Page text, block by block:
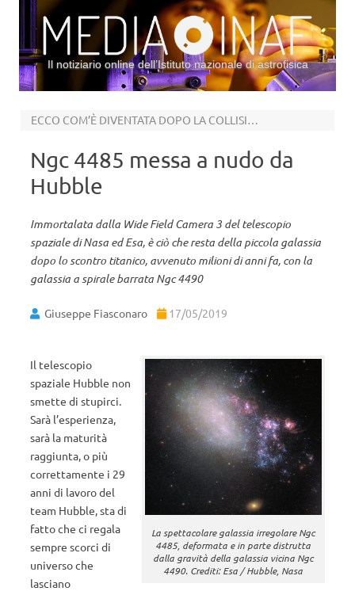
Il notiziario online dell’Istituto nazionale di astrofisica
ECCO COM’È DIVENTATA DOPO LA COLLISIONE
Ngc 4485 messa a nudo da
Hubble
Immortalata dalla Wide Field Camera 3 del telescopio
spaziale di Nasa ed Esa, è ciò che resta della piccola galassia
dopo lo scontro titanico, avvenuto milioni di anni fa, con la
galassia a spirale barrata Ngc 4490
Giuseppe Fiasconaro 17/05/2019
La spettacolare galassia irregolare Ngc
4485, deformata e in parte distrutta
dalla gravità della galassia vicina Ngc
4490. Crediti: Esa / Hubble, Nasa
Il telescopio
spaziale Hubble non
smette di stupirci.
Sarà l’esperienza,
sarà la maturità
raggiunta, o più
correttamente i 29
anni di lavoro del
team Hubble, sta di
fatto che ci regala
sempre scorci di
universo che
lasciano